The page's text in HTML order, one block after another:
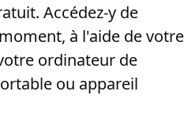
Accédez-y de
à l'aide de votre
ordinateur de
ou appareil